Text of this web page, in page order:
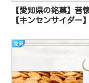
【愛知県の銘菓】昔
【キンセンサイダー】
銘菓